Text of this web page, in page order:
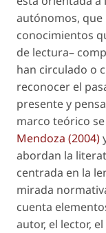
autónomos, que
conocimientos
de lectura–
han circulado o
reconocer el
presente y
marco teórico
Mendoza (2004)
abordan la
centrada en la
mirada
cuenta
autor, el lector,